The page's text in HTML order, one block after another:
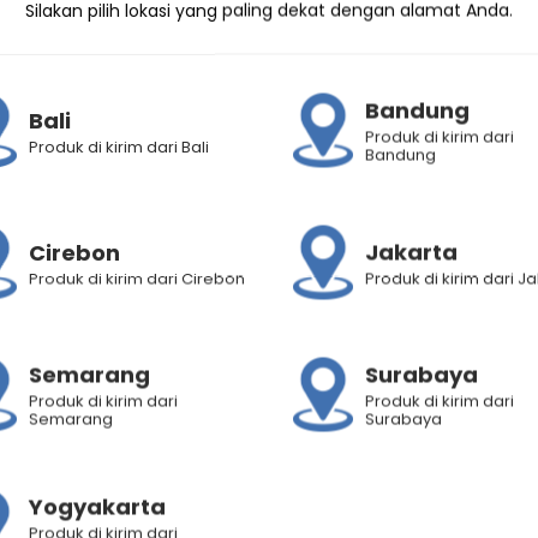
mL
Produk (2)
rambut rusak!
amonia, senyawa kimia yang mengeluarkan
kesehatan lainnya. Hairdresser dan klien pun
untuk meluruskan 3 kepala dengan rambut
Silakan pilih lokasi yang paling dekat dengan alamat Anda.
Bali
Produk di kirim dari Bali
Bandung
Produk di kirim dari
Bandung
Cirebon
Produk di kirim dari Cirebon
Jakarta
Produk di kirim dari
Semarang
Produk di kirim dari
Semarang
Surabaya
Produk di kirim dari
Surabaya
Yogyakarta
Produk di kirim dari